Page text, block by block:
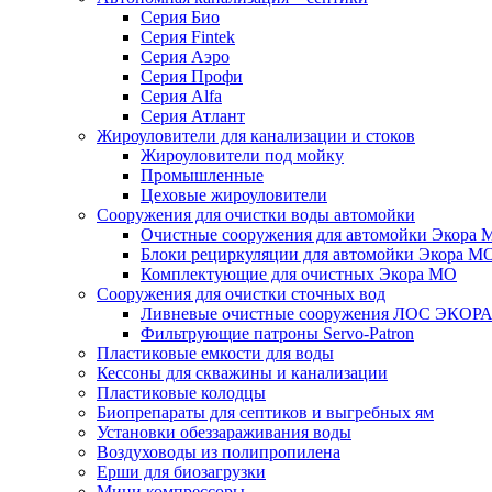
Серия Био
Серия Fintek
Серия Аэро
Серия Профи
Серия Alfa
Серия Атлант
Жироуловители для канализации и стоков
Жироуловители под мойку
Промышленные
Цеховые жироуловители
Сооружения для очистки воды автомойки
Очистные сооружения для автомойки Экора
Блоки рециркуляции для автомойки Экора
Комплектующие для очистных Экора МО
Сооружения для очистки сточных вод
Ливневые очистные сооружения ЛОС ЭКОРА
Фильтрующие патроны Servo-Patron
Пластиковые емкости для воды
Кессоны для скважины и канализации
Пластиковые колодцы
Биопрепараты для септиков и выгребных ям
Установки обеззараживания воды
Воздуховоды из полипропилена
Ерши для биозагрузки